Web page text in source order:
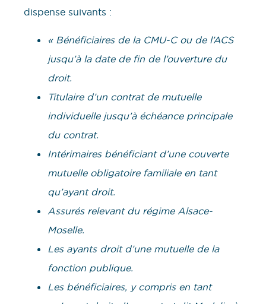
dispense suivants :
« Bénéficiaires de la CMU-C ou de l’ACS
jusqu’à la date de fin de l’ouverture du
droit.
Titulaire d’un contrat de mutuelle
individuelle jusqu’à échéance principale
du contrat.
Intérimaires bénéficiant d’une couverte
mutuelle obligatoire familiale en tant
qu’ayant droit.
Assurés relevant du régime Alsace-
Moselle.
Les ayants droit d’une mutuelle de la
fonction publique.
Les bénéficiaires, y compris en tant